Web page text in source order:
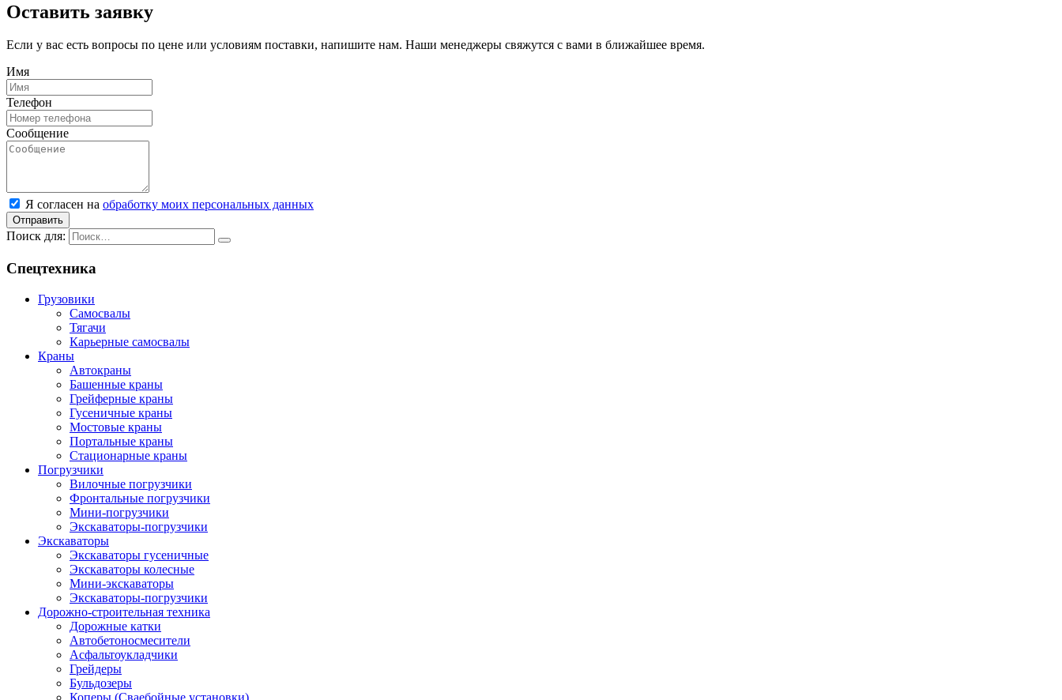
Оставить заявку
Если у вас есть вопросы по цене или условиям поставки, напишите нам. Наши менеджеры свяжутся с вами в ближайшее время.
Имя
Телефон
Сообщение
Я согласен на обработку моих персональных данных
Отправить
Поиск для:
Спецтехника
Грузовики
Самосвалы
Тягачи
Карьерные самосвалы
Краны
Автокраны
Башенные краны
Грейферные краны
Гусеничные краны
Мостовые краны
Портальные краны
Стационарные краны
Погрузчики
Вилочные погрузчики
Фронтальные погрузчики
Мини-погрузчики
Экскаваторы-погрузчики
Экскаваторы
Экскаваторы гусеничные
Экскаваторы колесные
Мини-экскаваторы
Экскаваторы-погрузчики
Дорожно-строительная техника
Дорожные катки
Автобетоносмесители
Асфальтоукладчики
Грейдеры
Бульдозеры
Коперы (Сваебойные установки)